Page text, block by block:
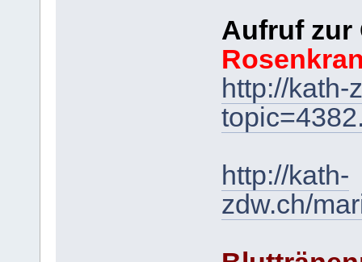
Aufruf
http://kath-
http://kath-
zdw.ch/